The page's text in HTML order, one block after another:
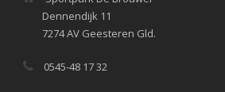
Dennendijk 11
7274 AV Geesteren Gld.
0545-48 17 32